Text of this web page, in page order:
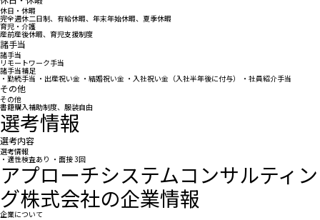
休日・休暇
完全週休二日制、有給休暇、年末年始休暇、夏季休暇
育児・介護
産前産後休暇、育児支援制度
諸手当
諸手当
リモートワーク手当
諸手当補足
・勤続手当 ・出産祝い金 ・結婚祝い金 ・入社祝い金（入社半年後に付与） ・社員紹介手当
その他
その他
書籍購入補助制度、服装自由
選考情報
選考内容
選考情報
・適性検査あり ・面接 3回
アプローチシステムコンサルティン
グ株式会社の企業情報
企業について